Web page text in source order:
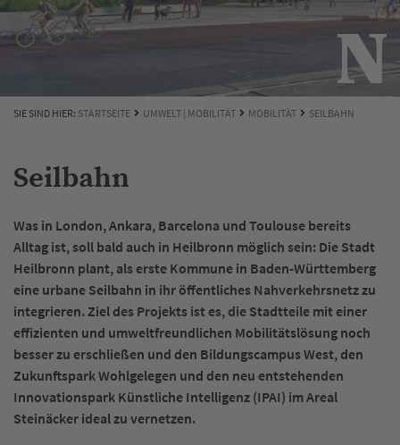
SIE SIND HIER: STARTSEITE UMWELT | MOBILITÄT MOBILITÄT SEILBAHN
Seilbahn
Was in London, Ankara, Barcelona und Toulouse bereits
Alltag ist, soll bald auch in Heilbronn möglich sein: Die Stadt
Heilbronn plant, als erste Kommune in Baden-Württemberg
eine urbane Seilbahn in ihr öffentliches Nahverkehrsnetz zu
integrieren. Ziel des Projekts ist es, die Stadtteile mit einer
effizienten und umweltfreundlichen Mobilitätslösung noch
besser zu erschließen und den Bildungscampus West, den
Zukunftspark Wohlgelegen und den neu entstehenden
Innovationspark Künstliche Intelligenz (IPAI) im Areal
Steinäcker ideal zu vernetzen.